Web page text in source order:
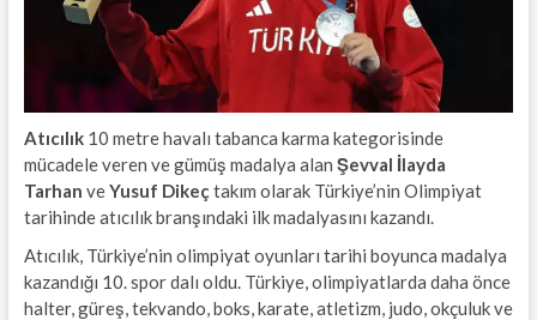
Atıcılık10 metre havalı tabanca karma kategorisinde
mücadele veren ve gümüş madalya alan Şevval İlayda
Tarhan veYusuf Dikeç takım olarak Türkiye’nin Olimpiyat
tarihinde atıcılık branşındaki ilk madalyasını kazandı.
Atıcılık, Türkiye’nin olimpiyat oyunları tarihi boyunca madalya
kazandığı 10. spor dalı oldu. Türkiye, olimpiyatlarda daha önce
halter, güreş, tekvando, boks, karate, atletizm, judo, okçuluk ve